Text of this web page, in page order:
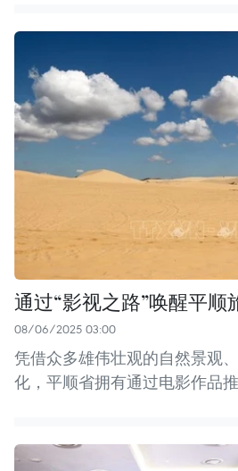
通过“影视之路”唤醒平顺
08/06/2025 03:00
凭借众多雄伟壮观的自然景观
化，平顺省拥有通过电影作品